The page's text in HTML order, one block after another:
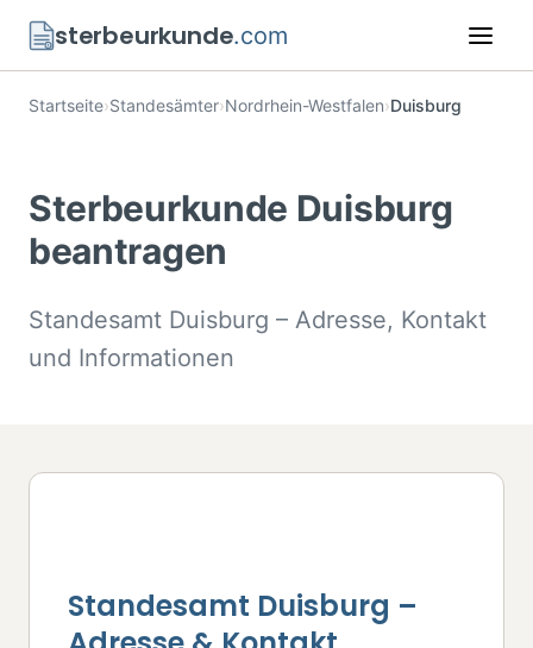
sterbeurkunde.com
Startseite›Standesämter›Nordrhein-Westfalen›Duisburg
Sterbeurkunde Duisburg
beantragen
Standesamt Duisburg – Adresse, Kontakt
und Informationen
Standesamt Duisburg –